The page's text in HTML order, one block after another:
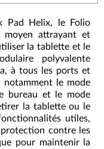
Pad Helix, le Folio
attrayant et
la tablette et le
polyvalente
à tous les ports et
notamment le mode
bureau et le mode
la tablette ou le
utiles,
contre les
pour maintenir la